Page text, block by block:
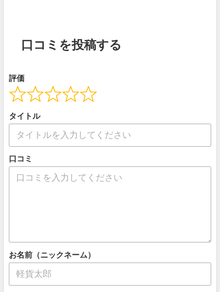
口コミを投稿する
評価
タイトル
口コミ
お名前（ニックネーム）